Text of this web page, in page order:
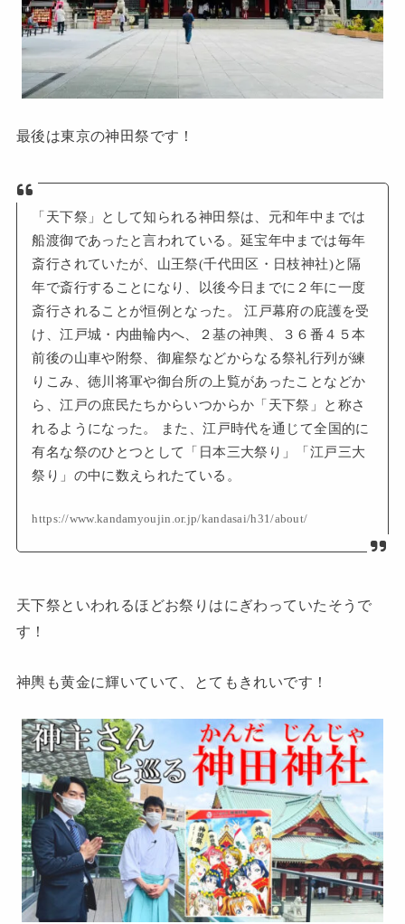
最後は東京の神田祭です！
「天下祭」として知られる神田祭は、元和年中までは
船渡御であったと言われている。延宝年中までは毎年
斎行されていたが、山王祭(千代田区・日枝神社)と隔
年で斎行することになり、以後今日までに２年に一度
斎行されることが恒例となった。 江戸幕府の庇護を受
け、江戸城・内曲輪内へ、２基の神輿、３６番４５本
前後の山車や附祭、御雇祭などからなる祭礼行列が練
りこみ、徳川将軍や御台所の上覧があったことなどか
ら、江戸の庶民たちからいつからか「天下祭」と称さ
れるようになった。 また、江戸時代を通じて全国的に
有名な祭のひとつとして「日本三大祭り」「江戸三大
祭り」の中に数えられたている。
https://www.kandamyoujin.or.jp/kandasai/h31/about/
天下祭といわれるほどお祭りはにぎわっていたそうで
す！
神輿も黄金に輝いていて、とてもきれいです！